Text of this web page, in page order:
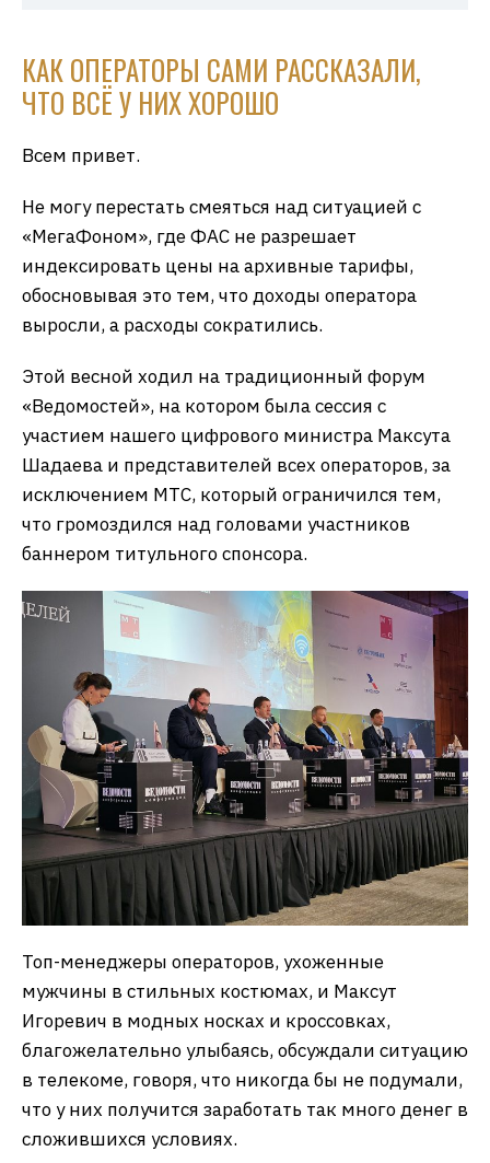
КАК ОПЕРАТОРЫ САМИ РАССКАЗАЛИ,
ЧТО ВСЁ У НИХ ХОРОШО
Всем привет.
Не могу перестать смеяться над ситуацией с
«МегаФоном», где ФАС не разрешает
индексировать цены на архивные тарифы,
обосновывая это тем, что доходы оператора
выросли, а расходы сократились.
Этой весной ходил на традиционный форум
«Ведомостей», на котором была сессия с
участием нашего цифрового министра Максута
Шадаева и представителей всех операторов, за
исключением МТС, который ограничился тем,
что громоздился над головами участников
баннером титульного спонсора.
Топ-менеджеры операторов, ухоженные
мужчины в стильных костюмах, и Максут
Игоревич в модных носках и кроссовках,
благожелательно улыбаясь, обсуждали ситуацию
в телекоме, говоря, что никогда бы не подумали,
что у них получится заработать так много денег в
сложившихся условиях.